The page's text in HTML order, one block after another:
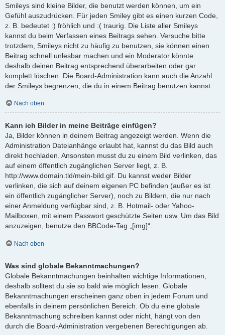
Smileys sind kleine Bilder, die benutzt werden können, um ein
Gefühl auszudrücken. Für jeden Smiley gibt es einen kurzen Code,
z. B. bedeutet :) fröhlich und :( traurig. Die Liste aller Smileys
kannst du beim Verfassen eines Beitrags sehen. Versuche bitte
trotzdem, Smileys nicht zu häufig zu benutzen, sie können einen
Beitrag schnell unlesbar machen und ein Moderator könnte
deshalb deinen Beitrag entsprechend überarbeiten oder gar
komplett löschen. Die Board-Administration kann auch die Anzahl
der Smileys begrenzen, die du in einem Beitrag benutzen kannst.
Nach oben
Kann ich Bilder in meine Beiträge einfügen?
Ja, Bilder können in deinem Beitrag angezeigt werden. Wenn die
Administration Dateianhänge erlaubt hat, kannst du das Bild auch
direkt hochladen. Ansonsten musst du zu einem Bild verlinken, das
auf einem öffentlich zugänglichen Server liegt, z. B.
http://www.domain.tld/mein-bild.gif. Du kannst weder Bilder
verlinken, die sich auf deinem eigenen PC befinden (außer es ist
ein öffentlich zugänglicher Server), noch zu Bildern, die nur nach
einer Anmeldung verfügbar sind, z. B. Hotmail- oder Yahoo-
Mailboxen, mit einem Passwort geschützte Seiten usw. Um das Bild
anzuzeigen, benutze den BBCode-Tag „[img]“.
Nach oben
Was sind globale Bekanntmachungen?
Globale Bekanntmachungen beinhalten wichtige Informationen,
deshalb solltest du sie so bald wie möglich lesen. Globale
Bekanntmachungen erscheinen ganz oben in jedem Forum und
ebenfalls in deinem persönlichen Bereich. Ob du eine globale
Bekanntmachung schreiben kannst oder nicht, hängt von den
durch die Board-Administration vergebenen Berechtigungen ab.